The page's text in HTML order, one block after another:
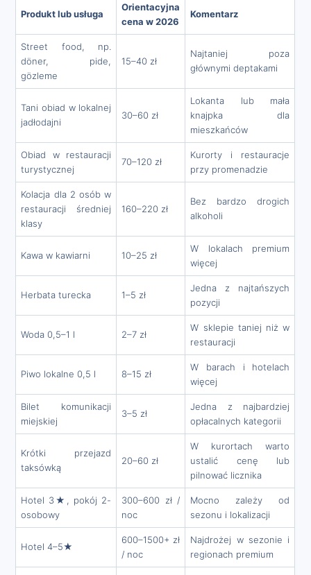
Produkt lub usługa
Orientacyjna
cena w 2026
Komentarz
Street food, np.
döner, pide,
gözleme
15–40 zł
Najtaniej poza
głównymi deptakami
Tani obiad w lokalnej
jadłodajni
30–60 zł
Lokanta lub mała
knajpka dla
mieszkańców
Obiad w restauracji
turystycznej
70–120 zł
Kurorty i restauracje
przy promenadzie
Kolacja dla 2 osób w
restauracji średniej
klasy
160–220 zł
Bez bardzo drogich
alkoholi
Kawa w kawiarni 10–25 zł
W lokalach premium
więcej
Herbata turecka 1–5 zł
Jedna z najtańszych
pozycji
Woda 0,5–1 l 2–7 zł
W sklepie taniej niż w
restauracji
Piwo lokalne 0,5 l 8–15 zł
W barach i hotelach
więcej
Bilet komunikacji
miejskiej
3–5 zł
Jedna z najbardziej
opłacalnych kategorii
Krótki przejazd
taksówką
20–60 zł
W kurortach warto
ustalić cenę lub
pilnować licznika
Hotel 3★, pokój 2-
osobowy
300–600 zł /
noc
Mocno zależy od
sezonu i lokalizacji
Hotel 4–5★
600–1500+ zł
/ noc
Najdrożej w sezonie i
regionach premium